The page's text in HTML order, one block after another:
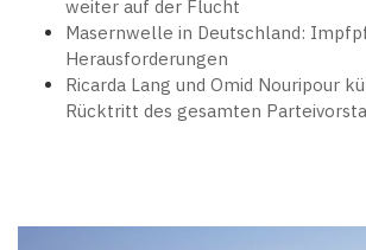
weiter auf der Flucht
Masernwelle in Deutschland:
Herausforderungen
Ricarda Lang und Omid Nouripour
Rücktritt des gesamten